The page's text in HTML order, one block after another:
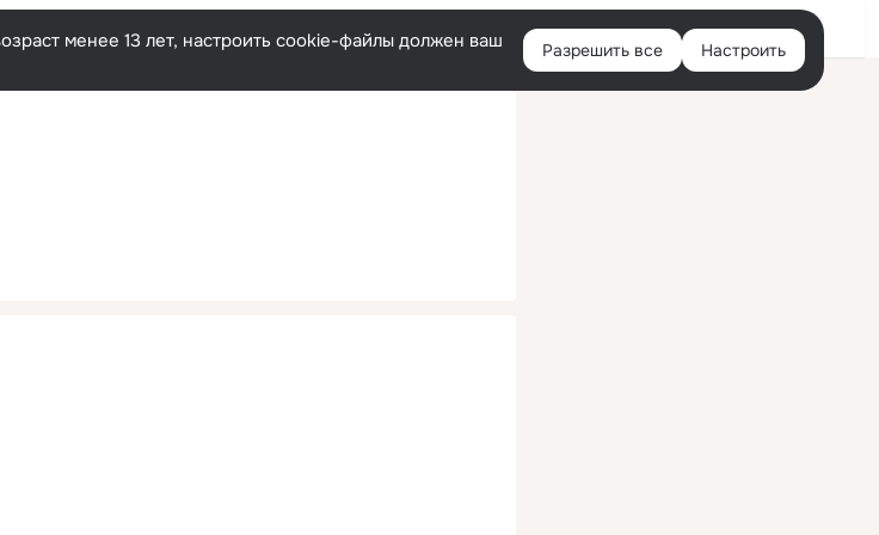
Русский Войти
менее 13 лет, настроить cookie-файлы должен ваш
Разрешить все Настроить